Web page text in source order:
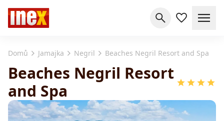
Domů Jamajka Negril Beaches Negril Resort and Spa
Beaches Negril Resort
and Spa